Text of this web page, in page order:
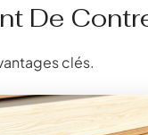
De
clés.